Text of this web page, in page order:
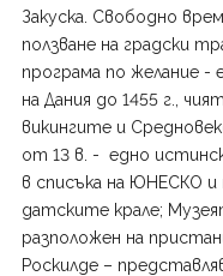
Закуска. Свободно
ползване на градски
програма по желание -
на Дания до 1455 г.,
викингите и
от 13 в. - едно
в списъка на ЮНЕСКО
датските крале;
разположен на
Роскилде –